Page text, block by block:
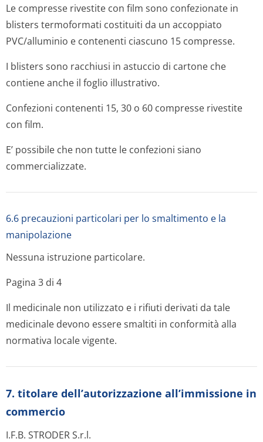
Le compresse rivestite con film sono confezionate in
blisters termoformati costituiti da un accoppiato
PVC/alluminio e contenenti ciascuno 15 compresse.
I blisters sono racchiusi in astuccio di cartone che
contiene anche il foglio illustrativo.
Confezioni contenenti 15, 30 o 60 compresse rivestite
con film.
E’ possibile che non tutte le confezioni siano
commercializzate.
6.6 precauzioni particolari per lo smaltimento e la
manipolazione
Nessuna istruzione particolare.
Pagina 3 di 4
Il medicinale non utilizzato e i rifiuti derivati da tale
medicinale devono essere smaltiti in conformità alla
normativa locale vigente.
7. titolare dell’autorizzazione all’immissione in
commercio
I.F.B. STRODER S.r.l.